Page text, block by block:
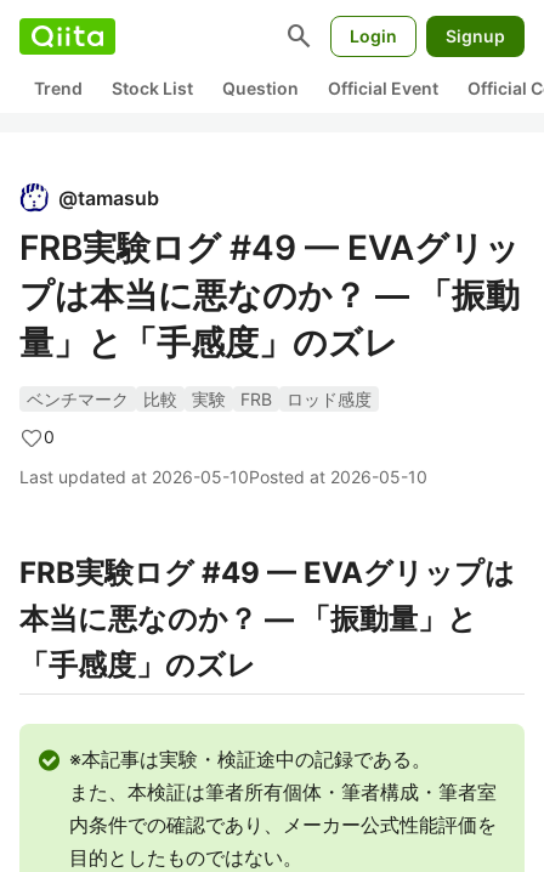
search Login Signup
Trend Stock List Question Official Event Official
@tamasub
FRB実験ログ #49 — EVAグリッ
プは本当に悪なのか？ — 「振動
量」と「手感度」のズレ
ベンチマーク 比較 実験 FRB
ロッド感度
0
Last updated at 2026-05-10Posted at 2026-05-10
FRB実験ログ #49 — EVAグリップは
本当に悪なのか？ — 「振動量」と
「手感度」のズレ
※本記事は実験・検証途中の記録である。
また、本検証は筆者所有個体・筆者構成・筆者室
内条件での確認であり、メーカー公式性能評価を
目的としたものではない。